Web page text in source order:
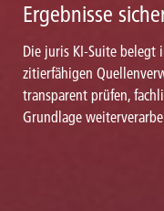
Ergebnisse
Die juris KI-Suite belegt
zitierfähigen
transparent prüfen,
Grundlage